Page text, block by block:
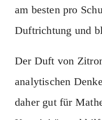
am besten pro
Duftrichtung und
Der Duft von
analytischen
daher gut für